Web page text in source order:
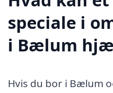
speciale i
i Bælum
Hvis du bor i Bælum